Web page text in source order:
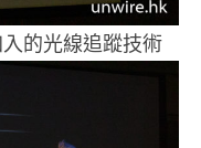
的光線追蹤技術